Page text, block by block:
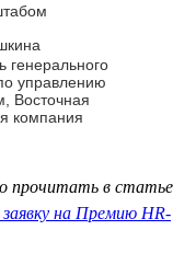
генерального
управлению
Восточная
компания
прочитать в статье
на Премию HR-